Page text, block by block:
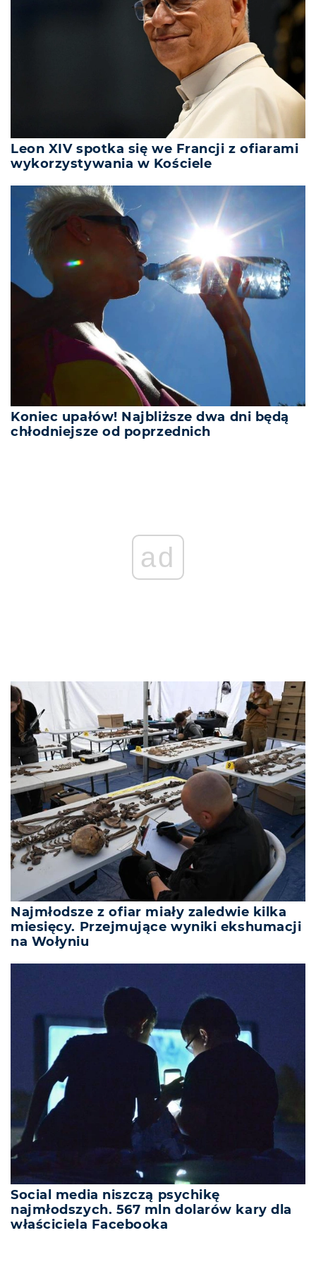
Leon XIV spotka się we Francji z ofiarami
wykorzystywania w Kościele
Koniec upałów! Najbliższe dwa dni będą
chłodniejsze od poprzednich
ad
Najmłodsze z ofiar miały zaledwie kilka
miesięcy. Przejmujące wyniki ekshumacji
na Wołyniu
Social media niszczą psychikę
najmłodszych. 567 mln dolarów kary dla
właściciela Facebooka